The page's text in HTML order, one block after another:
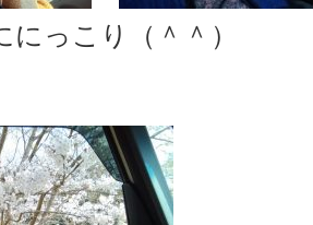
っこり（＾＾）